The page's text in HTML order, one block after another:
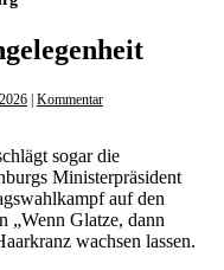
Kommentar
sogar die
Ministerpräsident
auf den
„Wenn Glatze, dann
wachsen lassen.